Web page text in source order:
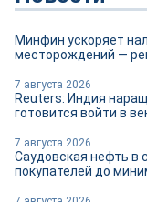
Минфин ускоряет
месторождений —
7 августа 2026
Reuters: Индия
готовится войти в
7 августа 2026
Саудовская нефть в
покупателей до